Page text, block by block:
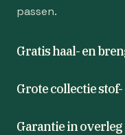
passen.
Gratis haal- en
Grote collectie
Garantie in overleg